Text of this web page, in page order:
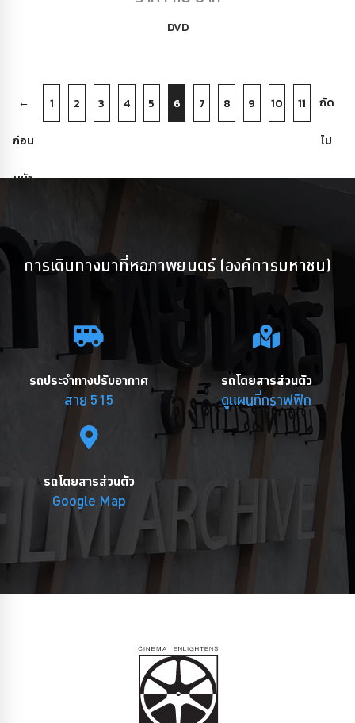
DVD
←
ก่อน
หน้า
1 2 3 4 5 6 7 8 9 10 11 ถัด
ไป
→
การเดินทางมาที่หอภาพยนตร์ (องค์การมหาชน)
รถประจำทางปรับอากาศ
สาย 515
รถโดยสารส่วนตัว
ดูแผนที่กราฟฟิก
รถโดยสารส่วนตัว
Google Map